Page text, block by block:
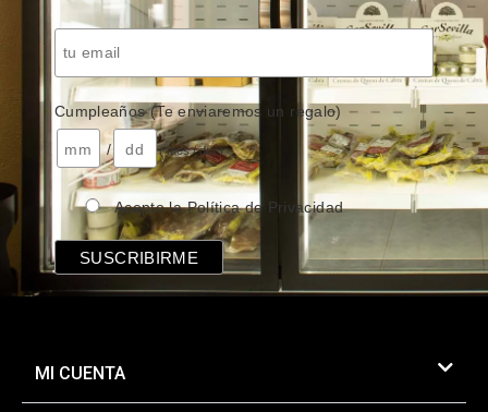
Cumpleaños (Te enviaremos un regalo)
/ ( mes / día )
Acepto la Política de Privacidad
MI CUENTA